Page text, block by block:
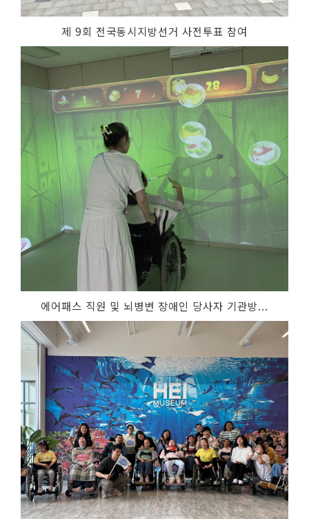
제 9회 전국동시지방선거 사전투표 참여
에어패스 직원 및 뇌병변 장애인 당사자 기관방...